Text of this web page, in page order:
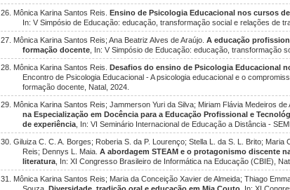
26. Mônica Karina Santos Reis. Ensino de Psicologia Educacional nos cursos
In: V Simpósio de Educação: educação, transformação social e relações de
27. Mônica Karina Santos Reis; Ana Beatriz Alves de Araújo. A educação
formação docente , In: V Simpósio de Educação: educação, transformação
28. Mônica Karina Santos Reis. Desafios do ensino de Psicologia Educacional
Encontro de Psicologia Educacional - A psicologia educacional e o
formação docente, Natal, 2024.
29. Mônica Karina Santos Reis; Jammerson Yuri da Silva; Miriam Flávia Medeiros de
na Especialização em Docência para a Educação Profissional e
de experiência , In: VI Seminário Internacional de Educação a Distância -
30. Giluiza C. C. A. Borges; Roberia S. da P. Lourenço; Stella L. da S. L. Brito;
Reis; Dennys L. Maia.A abordagem STEAM e o protagonismo discente
literatura , In: XI Congresso Brasileiro de Informática na Educação (CBIE),
31. Mônica Karina Santos Reis; Maria da Conceição Xavier de Almeida; Thiago